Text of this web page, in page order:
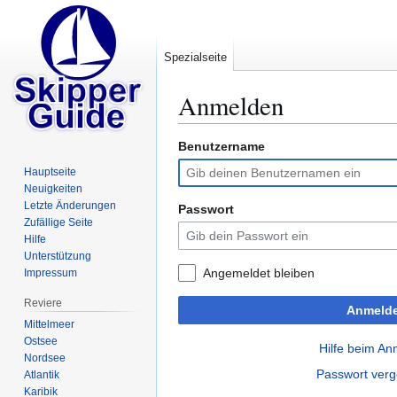
Anmelden
Zur
Navigation
springen
Zur
Suche
springen
Benutzername
Passwort
Angemeldet bleiben
Hilfe beim
Passwort
Spezialseite
Hauptseite
Neuigkeiten
Letzte Änderungen
Zufällige Seite
Hilfe
Unterstützung
Impressum
Reviere
Mittelmeer
Ostsee
Nordsee
Atlantik
Karibik